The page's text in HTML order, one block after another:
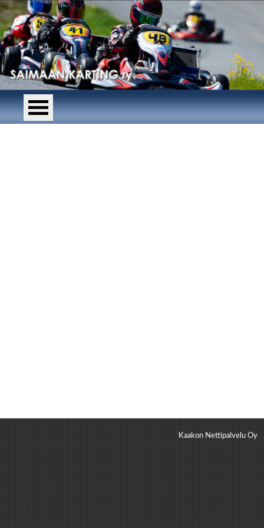
Kaakon Nettipalvelu Oy